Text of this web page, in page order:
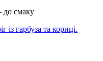
до смаку
із гарбуза та кориці.